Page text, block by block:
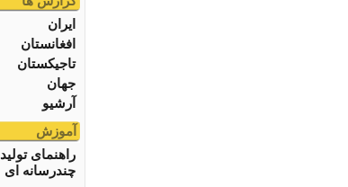
ایران
افغانستان
تاجیکستان
جهان
آرشیو
آموزش
راهنمای تولید
چندرسانه ای